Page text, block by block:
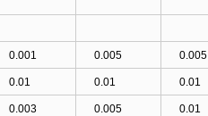
0.001 0.005 0.005
0.01 0.01 0.01
0.003 0.005 0.01